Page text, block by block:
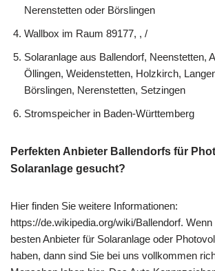
Nerenstetten oder Börslingen
Wallbox im Raum 89177, , /
Solaranlage aus Ballendorf, Neenstetten,
Öllingen, Weidenstetten, Holzkirch,
Börslingen, Nerenstetten, Setzingen
Stromspeicher in Baden-Württemberg
Perfekten Anbieter Ballendorfs für
Solaranlage gesucht?
Hier finden Sie weitere Informationen:
https://de.wikipedia.org/wiki/Ballendorf.
besten Anbieter für Solaranlage oder
haben, dann sind Sie bei uns vollkommen